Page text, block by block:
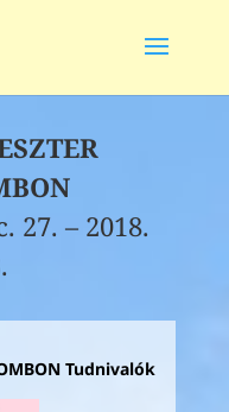
27. – 2018.
Tudnivalók